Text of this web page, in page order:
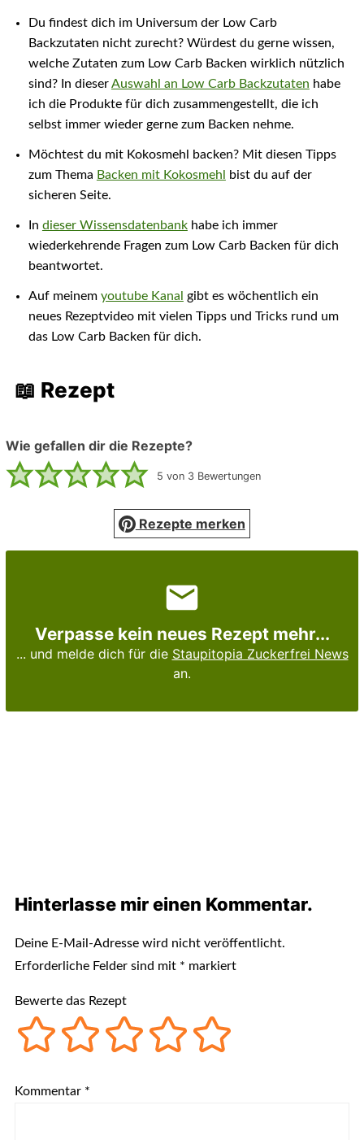
Du findest dich im Universum der Low Carb
Backzutaten nicht zurecht? Würdest du gerne wissen,
welche Zutaten zum Low Carb Backen wirklich nützlich
sind? In dieserAuswahl an Low Carb Backzutaten habe
ich die Produkte für dich zusammengestellt, die ich
selbst immer wieder gerne zum Backen nehme.
Möchtest du mit Kokosmehl backen? Mit diesen Tipps
zum Thema Backen mit Kokosmehl
bist du auf der
sicheren Seite.
In dieser Wissensdatenbankhabe ich immer
wiederkehrende Fragen zum Low Carb Backen für dich
beantwortet.
Auf meinem youtube Kanal
gibt es wöchentlich ein
neues Rezeptvideo mit vielen Tipps und Tricks rund um
das Low Carb Backen für dich.
📖 Rezept
Wie gefallen dir die Rezepte?
5 von 3 Bewertungen
Rezepte merken
Verpasse kein neues Rezept mehr...
... und melde dich für die Staupitopia Zuckerfrei News
an.
Hinterlasse mir einen Kommentar.
Deine E-Mail-Adresse wird nicht veröffentlicht.
Erforderliche Felder sind mit * markiert
Bewerte das Rezept
Kommentar *